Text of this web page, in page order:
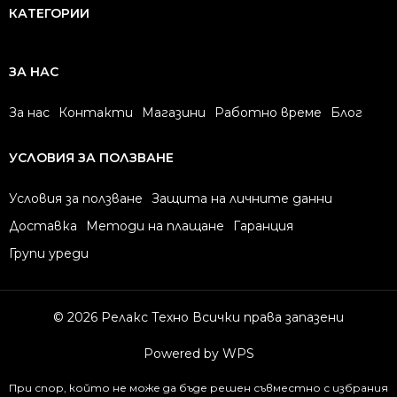
КАТЕГОРИИ
ЗА НАС
За нас Контакти Магазини Работно време Блог
УСЛОВИЯ ЗА ПОЛЗВАНЕ
Условия за ползване
Защита на личните данни
Доставка
Методи на плащане
Гаранция
Групи уреди
© 2026 Релакс Техно Всички права запазени
Powered by WPS
При спор, който не може да бъде решен съвместно с избрания